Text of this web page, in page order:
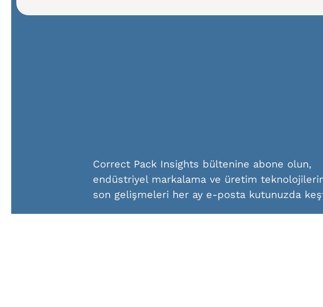
Correct Pack Insights bültenine abone olun,
endüstriyel markalama ve üretim
son gelişmeleri her ay e-posta kutunuzda